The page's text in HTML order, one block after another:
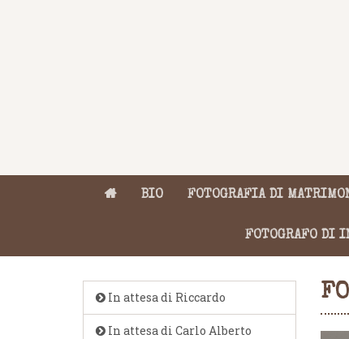
BIO FOTOGRAFIA DI
FOTOGRAFO DI
In attesa di Riccardo
In attesa di Carlo Alberto